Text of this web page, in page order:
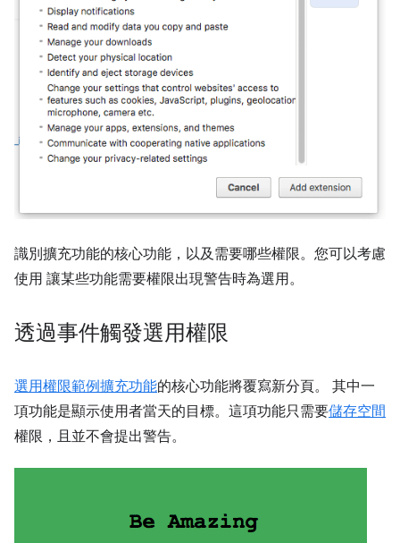
識別擴充功能的核心功能，以及需要哪些權限。您可以考慮
使用 讓某些功能需要權限出現警告時為選用。
透過事件觸發選用權限
選用權限範例擴充功能的核心功能將覆寫新分頁。 其中一
項功能是顯示使用者當天的目標。這項功能只需要儲存空間
權限，且並不會提出警告。